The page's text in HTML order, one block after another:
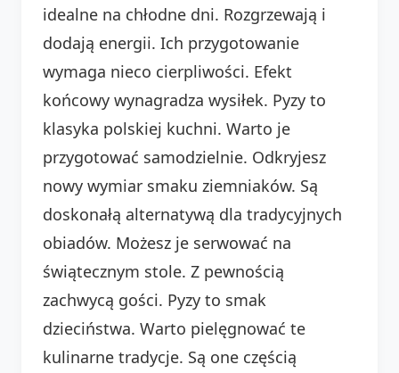
idealne na chłodne dni. Rozgrzewają i
dodają energii. Ich przygotowanie
wymaga nieco cierpliwości. Efekt
końcowy wynagradza wysiłek. Pyzy to
klasyka polskiej kuchni. Warto je
przygotować samodzielnie. Odkryjesz
nowy wymiar smaku ziemniaków. Są
doskonałą alternatywą dla tradycyjnych
obiadów. Możesz je serwować na
świątecznym stole. Z pewnością
zachwycą gości. Pyzy to smak
dzieciństwa. Warto pielęgnować te
kulinarne tradycje. Są one częścią